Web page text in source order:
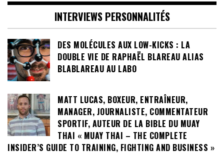
INTERVIEWS PERSONNALITÉS
DES MOLÉCULES AUX LOW-KICKS : LA
DOUBLE VIE DE RAPHAËL BLAREAU ALIAS
BLABLAREAU AU LABO
MATT LUCAS, BOXEUR, ENTRAÎNEUR,
MANAGER, JOURNALISTE, COMMENTATEUR
SPORTIF, AUTEUR DE LA BIBLE DU MUAY
THAI « MUAY THAI – THE COMPLETE
INSIDER’S GUIDE TO TRAINING, FIGHTING AND BUSINESS »